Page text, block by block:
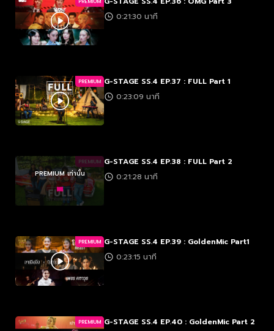
0:21:30 นาที
PREMIUM G-STAGE SS.4 EP.37 : FULL Part 1
0:23:09 นาที
PREMIUM
PREMIUM เท่านั้น
G-STAGE SS.4 EP.38 : FULL Part 2
0:21:28 นาที
PREMIUM G-STAGE SS.4 EP.39 : GoldenMic Part1
0:23:15 นาที
PREMIUM G-STAGE SS.4 EP.40 : GoldenMic Part 2